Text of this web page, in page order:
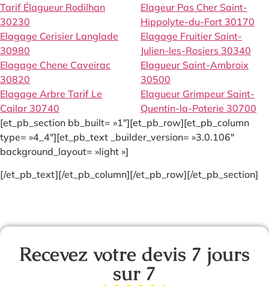
Tarif Élagueur Rodilhan
30230
Elagage Cerisier Langlade
30980
Elagage Chene Caveirac
30820
Elagage Arbre Tarif Le
Cailar 30740
Elageur Pas Cher Saint-
Hippolyte-du-Fort 30170
Elagage Fruitier Saint-
Julien-les-Rosiers 30340
Elagueur Saint-Ambroix
30500
Elagueur Grimpeur Saint-
Quentin-la-Poterie 30700
[et_pb_section bb_built= »1″][et_pb_row][et_pb_column
type= »4_4″][et_pb_text _builder_version= »3.0.106″
background_layout= »light »]
[/et_pb_text][/et_pb_column][/et_pb_row][/et_pb_section]
Recevez votre devis 7 jours
sur 7